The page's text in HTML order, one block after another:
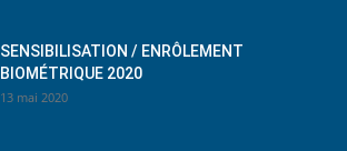
SENSIBILISATION / ENRÔLEMENT
BIOMÉTRIQUE 2020
13 mai 2020